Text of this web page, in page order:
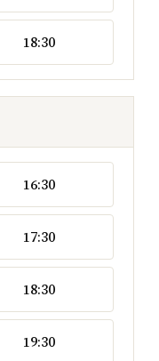
18:30
16:30
17:30
18:30
19:30